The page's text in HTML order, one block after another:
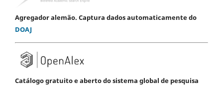
Agregador alemão. Captura dados automaticamente do
DOAJ
Catálogo gratuito e aberto do sistema global de pesquisa